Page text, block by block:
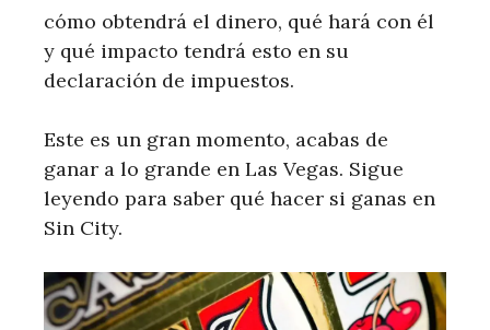
cómo obtendrá el dinero, qué hará con él
y qué impacto tendrá esto en su
declaración de impuestos.
Este es un gran momento, acabas de
ganar a lo grande en Las Vegas. Sigue
leyendo para saber qué hacer si ganas en
Sin City.